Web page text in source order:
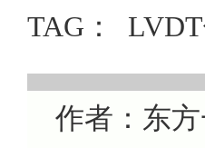
TAG：
作者：东